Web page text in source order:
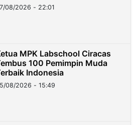
08/2026 - 22:01
MPK Labschool Ciracas
100 Pemimpin Muda
Indonesia
08/2026 - 15:49